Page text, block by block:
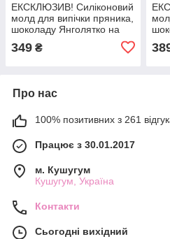
ЕКСКЛЮЗИВ! Силіконовий
молд для випічки пряника,
шоколаду Янголятко на
349 ₴
Про нас
100% позитивних з 261
Працює з 30.01.2017
м. Кушугум
Кушугум, Україна
Контакти
Сьогодні вихідний